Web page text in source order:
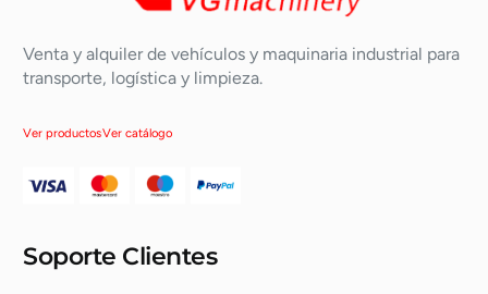
Venta y alquiler de vehículos y maquinaria industrial para
transporte, logística y limpieza.
Ver productosVer catálogo
Soporte Clientes